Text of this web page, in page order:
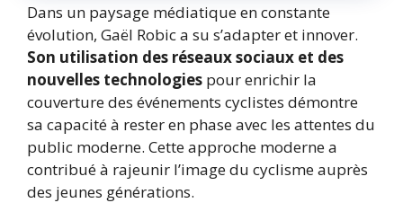
Dans un paysage médiatique en constante
évolution, Gaël Robic a su s’adapter et innover.
Son utilisation des réseaux sociaux et des
nouvelles technologies pour enrichir la
couverture des événements cyclistes démontre
sa capacité à rester en phase avec les attentes du
public moderne. Cette approche moderne a
contribué à rajeunir l’image du cyclisme auprès
des jeunes générations.